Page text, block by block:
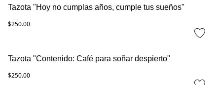
Tazota "Hoy no cumplas años, cumple tus sueños"
$250.00
Tazota "Contenido: Café para soñar despierto"
$250.00